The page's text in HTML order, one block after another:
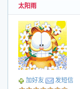
投票帖
交易帖
小字报
太阳雨
加好友 发短信